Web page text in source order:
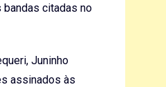
citadas no
Juninho
assinados às